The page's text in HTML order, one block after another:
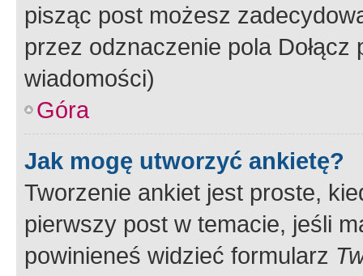
pisząc post możesz
przez odznaczenie pola
wiadomości)
Góra
Jak mogę utworzyć ankietę?
Tworzenie ankiet jest proste,
pierwszy post w temacie, jeśli
powinieneś widzieć formularz